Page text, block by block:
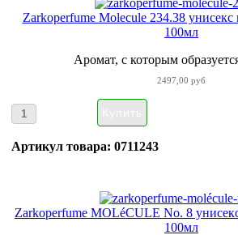
Zarkoperfume Molecule 234.38
100мл
Аромат, с которым
2497,00 руб
Артикул товара: 0711243
Zarkoperfume MOLéCULE No. 8
100мл